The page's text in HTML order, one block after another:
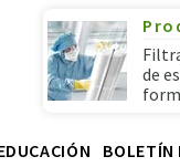
de
BOLETÍN